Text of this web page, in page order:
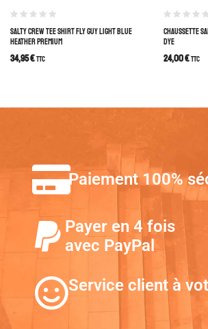
SALTY CREW TEE SHIRT FLY GUY LIGHT BLUE
HEATHER PREMIUM
34,95€TTC
CHAUSSETTE
DYE
24,00€TTC
Paiement 100%
Payer en 4 fois
avec PayPal
Service client à